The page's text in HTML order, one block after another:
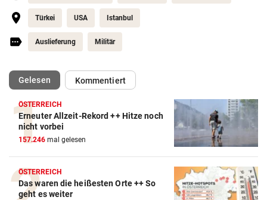
Türkei USA Istanbul
Auslieferung Militär
Gelesen(ausgewählt)Kommentiert
ÖSTERREICH
Erneuter Allzeit-Rekord ++ Hitze noch
nicht vorbei
157.246 mal gelesen
ÖSTERREICH
Das waren die heißesten Orte ++ So
geht es weiter